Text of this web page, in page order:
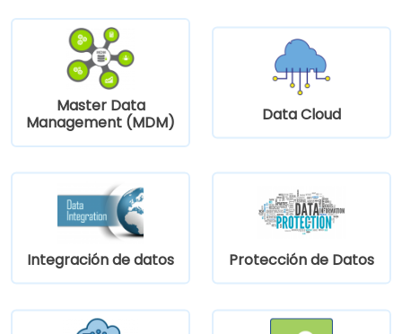
Master Data
Management (MDM)
Data Cloud
Integración de datos Protección de Datos